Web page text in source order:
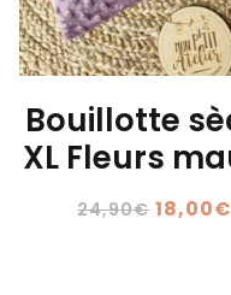
Bouillotte
XL Fleurs
24,90€ Le
18,00€